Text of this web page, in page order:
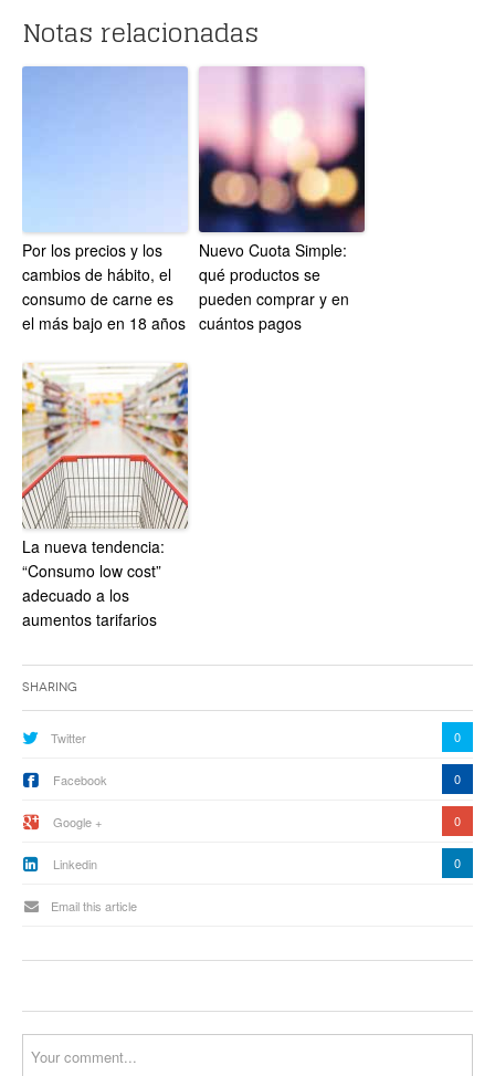
Notas relacionadas
Por los precios y los
cambios de hábito, el
consumo de carne es
el más bajo en 18 años
Nuevo Cuota Simple:
qué productos se
pueden comprar y en
cuántos pagos
La nueva tendencia:
“Consumo low cost”
adecuado a los
aumentos tarifarios
Sharing
Twitter 0
Facebook 0
Google + 0
Linkedin 0
Email this article